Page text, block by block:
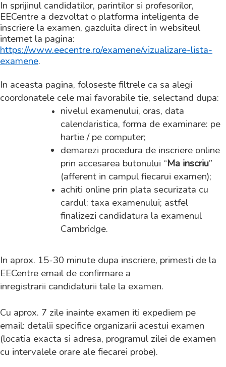
In sprijinul candidatilor, parintilor si profesorilor,
EECentre a dezvoltat o platforma inteligenta de
inscriere la examen, gazduita direct in websiteul
internet la pagina:
https://www.eecentre.ro/examene/vizualizare-lista-
examene.
In aceasta pagina, foloseste filtrele ca sa alegi
coordonatele cele mai favorabile tie, selectand dupa:
nivelul examenului, oras, data
calendaristica, forma de examinare: pe
hartie / pe computer;
demarezi procedura de inscriere online
prin accesarea butonului “Ma inscriu”
(afferent in campul fiecarui examen);
achiti online prin plata securizata cu
cardul: taxa examenului; astfel
finalizezi candidatura la examenul
Cambridge.
In aprox. 15-30 minute dupa inscriere, primesti de la
EECentre email de confirmare a
inregistrarii candidaturii tale la examen.
Cu aprox. 7 zile inainte examen iti expediem pe
email: detalii specifice organizarii acestui examen
(locatia exacta si adresa, programul zilei de examen
cu intervalele orare ale fiecarei probe).